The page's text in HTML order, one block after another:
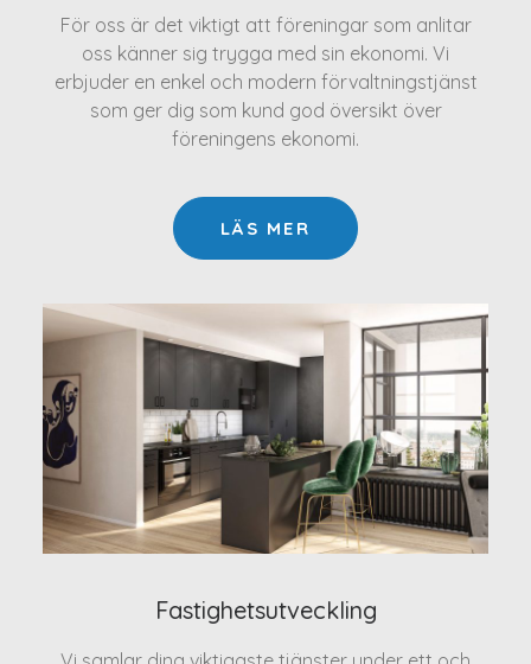
För oss är det viktigt att föreningar som anlitar
oss känner sig trygga med sin ekonomi. Vi
erbjuder en enkel och modern förvaltningstjänst
som ger dig som kund god översikt över
föreningens ekonomi.
LÄS MER
Fastighetsutveckling